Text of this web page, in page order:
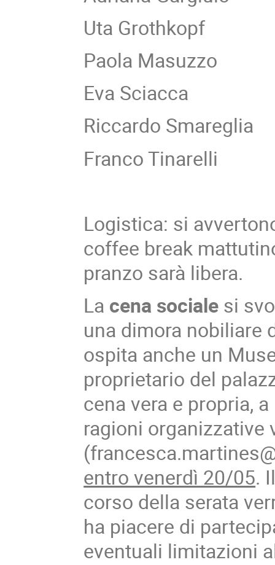
Uta Grothkopf
Paola Masuzzo
Eva Sciacca
Riccardo Smareglia
Franco Tinarelli
Logistica: si
coffee break
pranzo sarà libera.
La cena sociale si
una dimora nobiliare
ospita anche un
proprietario del
cena vera e propria,
ragioni
entro venerdì 20/05.
corso della serata
ha piacere di
eventuali limitazioni